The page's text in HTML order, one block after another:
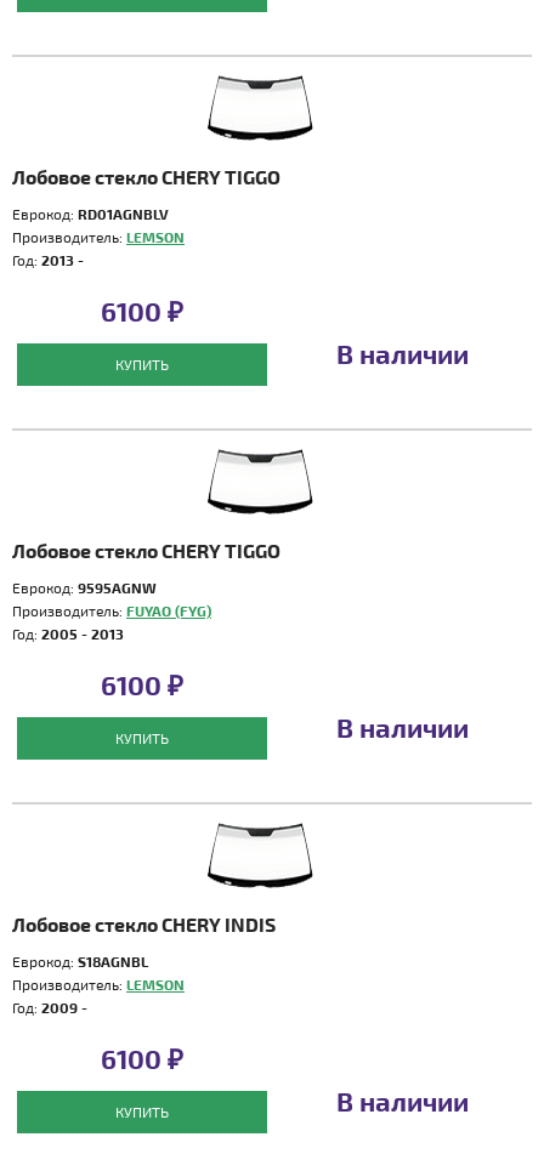
Лобовое стекло CHERY TIGGO
Еврокод: RD01AGNBLV
Производитель: LEMSON
Год: 2013 -
6100 ₽
КУПИТЬ В наличии
Лобовое стекло CHERY TIGGO
Еврокод: 9595AGNW
Производитель: FUYAO (FYG)
Год: 2005 - 2013
6100 ₽
КУПИТЬ В наличии
Лобовое стекло CHERY INDIS
Еврокод: S18AGNBL
Производитель: LEMSON
Год: 2009 -
6100 ₽
КУПИТЬ В наличии